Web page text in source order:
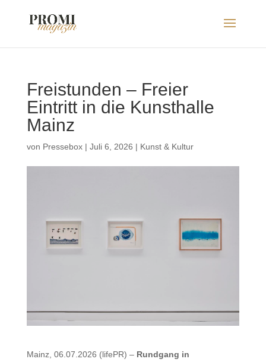
Freistunden – Freier
Eintritt in die Kunsthalle
Mainz
von Pressebox| Juli 6, 2026 | Kunst & Kultur
Mainz, 06.07.2026 (lifePR) – Rundgang in